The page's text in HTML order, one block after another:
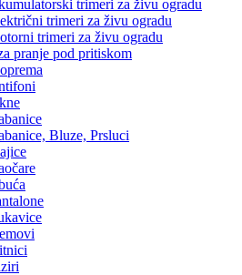
trimeri za živu ogradu
trimeri za živu ogradu
trimeri za živu ogradu
pranje pod pritiskom
Bluze, Prsluci